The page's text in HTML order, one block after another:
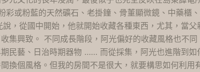
或粉藍的天然礦石、老掛鐘、骨董顯微鏡、中藥櫃
，從國中開始，他就開始收藏各種東西，尤其，當父
集興致。 不同成長階段，阿光偏好的收藏風格也不同
民藝、日治時期器物 …… 而從採集，阿光也進階到如
換個風格。但我的房間不是很大，就要構思如何利用